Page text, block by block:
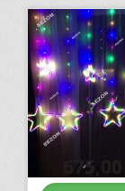
675,00